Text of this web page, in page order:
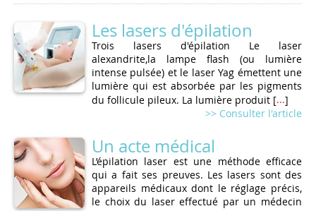
Les lasers d'épilation
Trois lasers d'épilation Le laser
alexandrite,la lampe flash (ou lumière
intense pulsée) et le laser Yag émettent une
lumière qui est absorbée par les pigments
du follicule pileux. La lumière produit [...suite
]
>> Consulter l'article
Un acte médical
L’épilation laser est une méthode efficace
qui a fait ses preuves. Les lasers sont des
appareils médicaux dont le réglage précis,
le choix du laser effectué par un médecin